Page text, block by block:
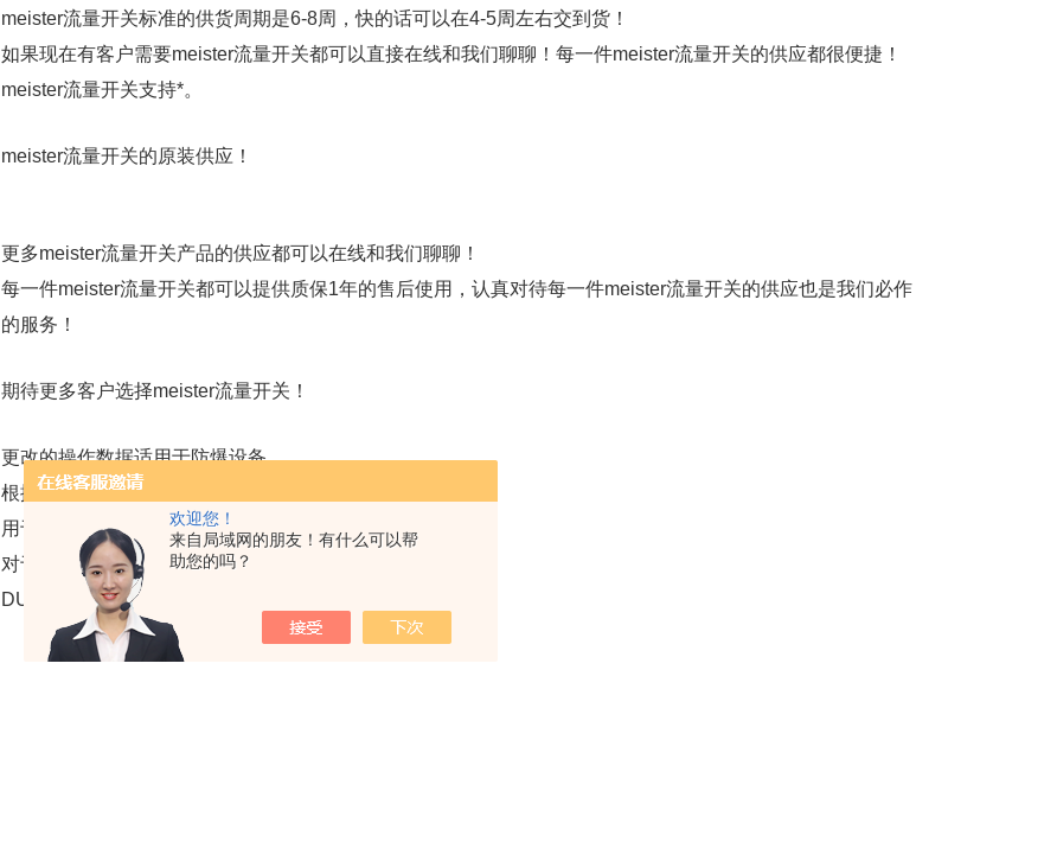
欢迎您！
来自局域网的朋友！有什么可以帮
助您的吗？
meister流量开关标准的供货周期是6-8周，快的话可以在4-5周左右交到货！
如果现在有客户需要meister流量开关都可以直接在线和我们聊聊！每一件meister流量开关的供应都很便捷！
meister流量开关支持*。
meister流量开关的原装供应！
更多meister流量开关产品的供应都可以在线和我们聊聊！
每一件meister流量开关都可以提供质保1年的售后使用，认真对待每一件meister流量开关的供应也是我们必作
的服务！
期待更多客户选择meister流量开关！
更改的操作数据适用于防爆设备
根据ATEX指令设计。 请参阅“操作说明”
用于DUM模块ATEX。
对于UL认可的设备，适用更改的运行数据。 参考
DUM模块基础操作说明书。